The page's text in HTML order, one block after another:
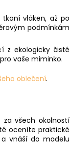
vláken, až po
podmínkám
z ekologicky čisté
vaše miminko.
oblečení.
všech okolností
oceníte praktické
vnáší do modelu